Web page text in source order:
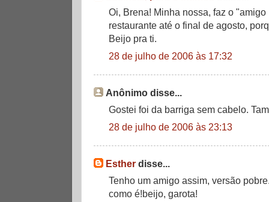
Oi, Brena! Minha nossa, faz o
restaurante até o final de agosto,
Beijo pra ti.
28 de julho de 2006 às 17:32
Anônimo disse...
Gostei foi da barriga sem cabelo.
28 de julho de 2006 às 23:13
Esther disse...
Tenho um amigo assim, versão
como é!beijo, garota!